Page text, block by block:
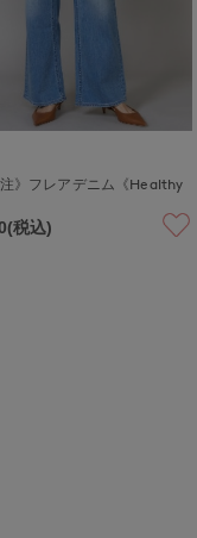
注》フレアデニム《Healthy
税込)